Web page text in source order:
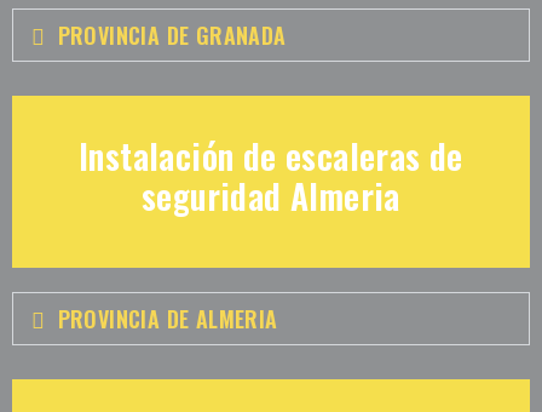
PROVINCIA DE GRANADA
Instalación de escaleras de
seguridad Almeria
PROVINCIA DE ALMERIA